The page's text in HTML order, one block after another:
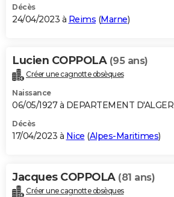
Décès
24/04/2023 à Reims (Marne)
Lucien COPPOLA (95 ans)
Créer une cagnotte obsèques
Naissance
06/05/1927 à DEPARTEMENT D'ALGER
Décès
17/04/2023 à Nice (Alpes-Maritimes)
Jacques COPPOLA (81 ans)
Créer une cagnotte obsèques